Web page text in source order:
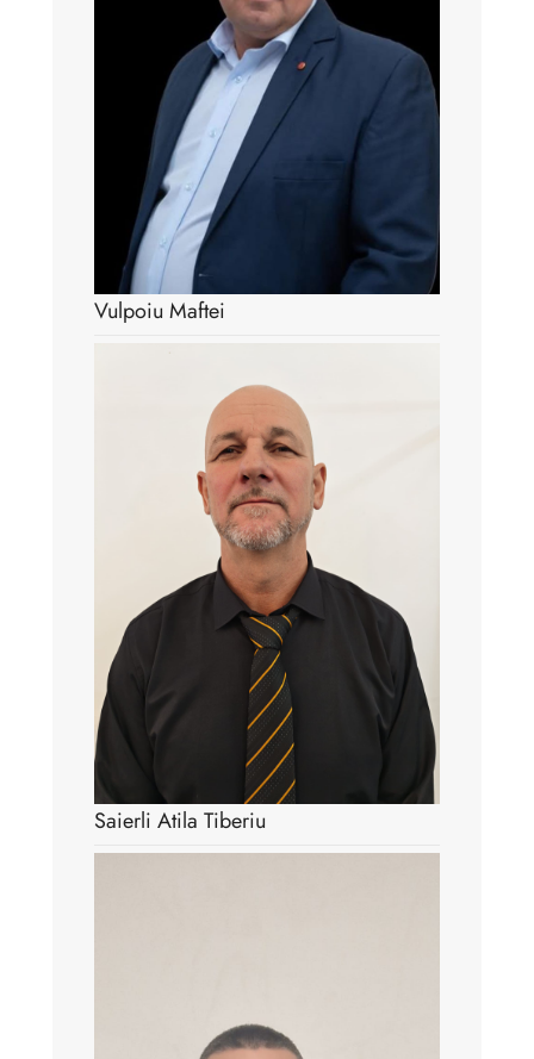
Vulpoiu Maftei
Saierli Atila Tiberiu